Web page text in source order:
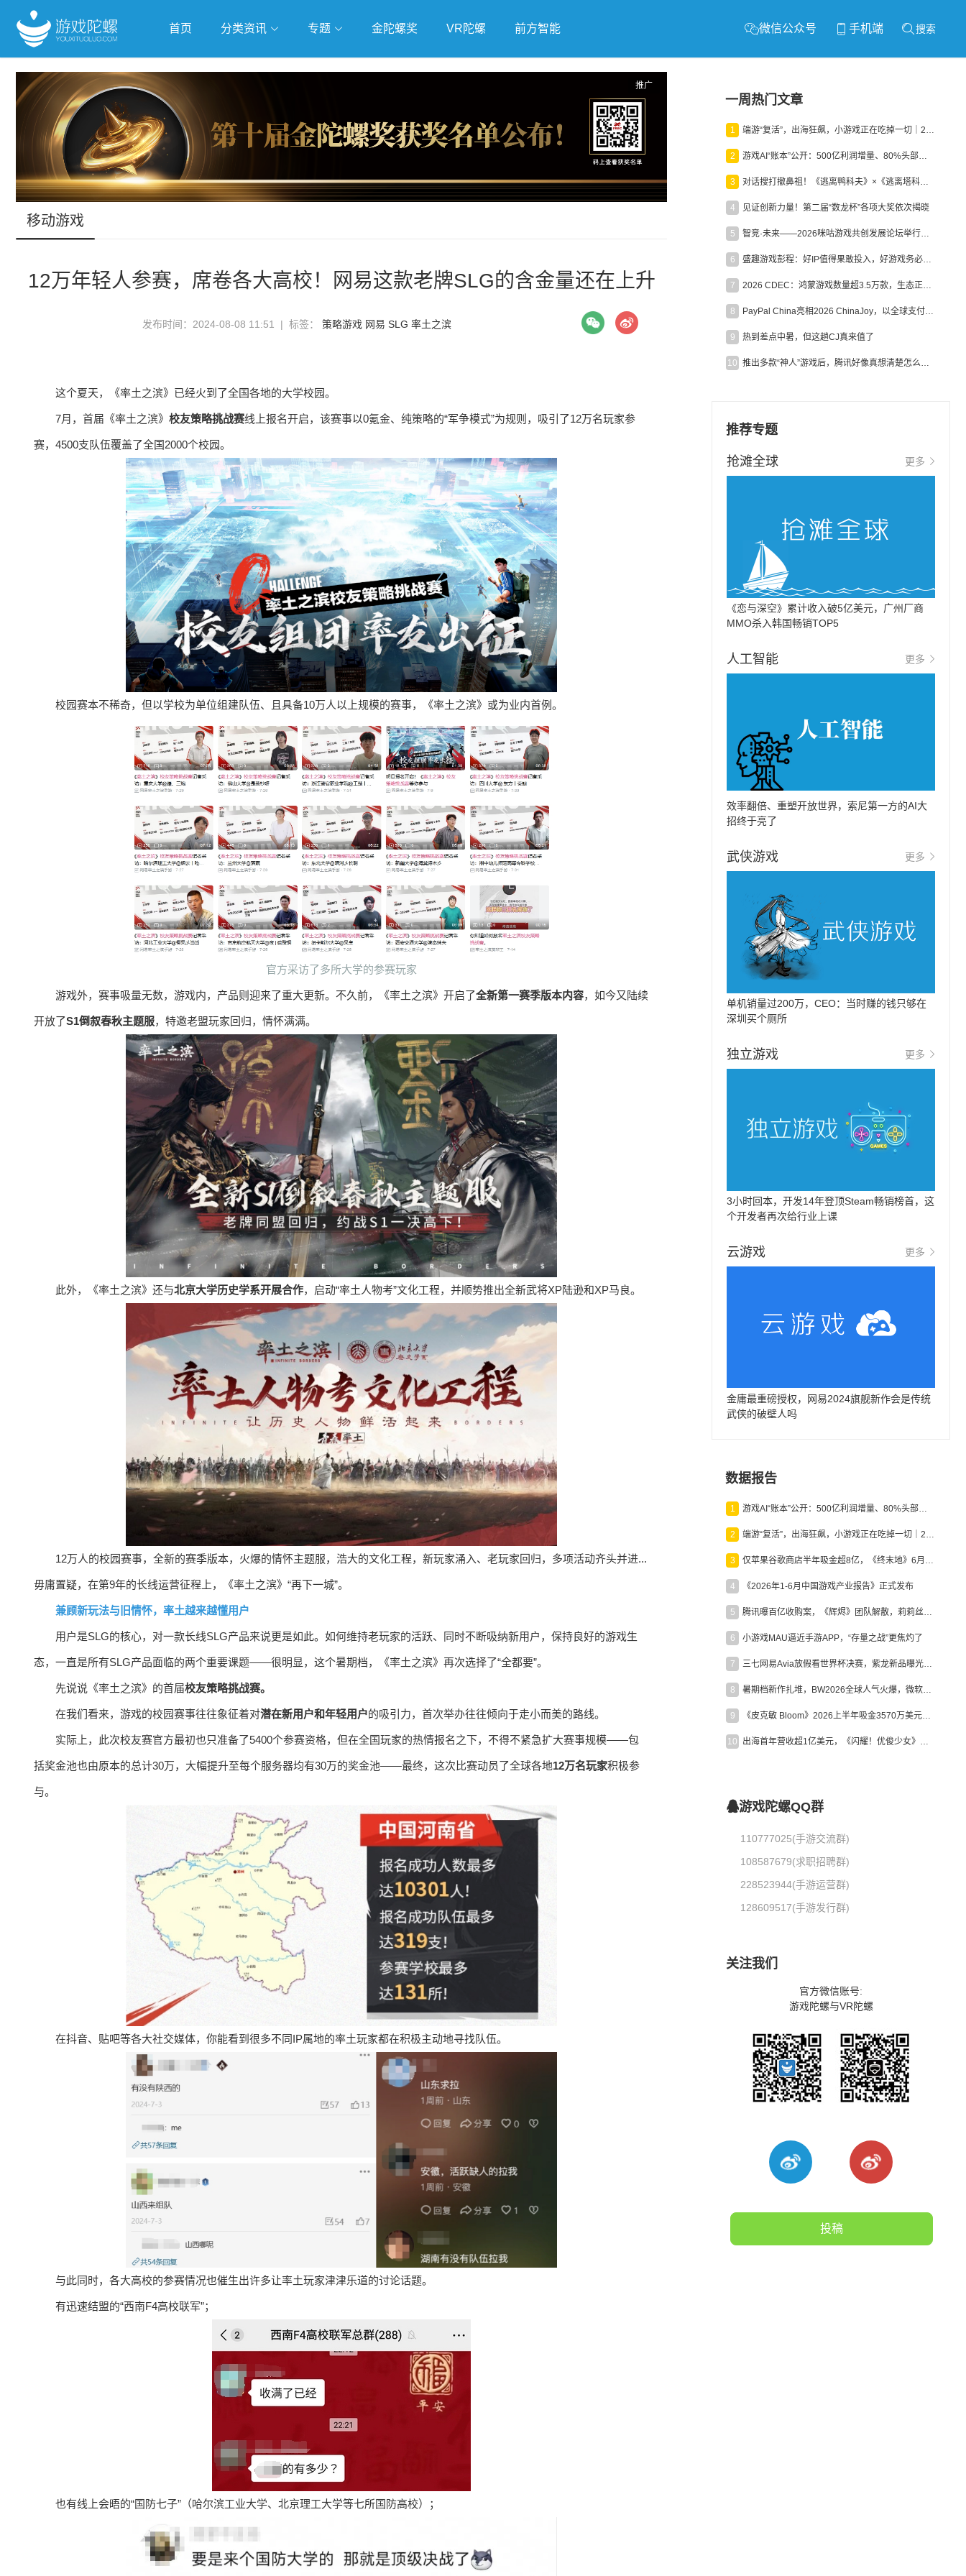
首页 分类资讯 专题
抢滩全球 人工智能 武侠游戏 独立游戏 云游戏
跨界Talk
金陀螺奖 VR陀螺 前方智能 微信公众号 手机端 搜索
推广
移动游戏
12万年轻人参赛，席卷各大高校！网易这款老牌SLG的含金量还在上升
发布时间：2024-08-08 11:51 | 标签： 策略游戏 网易 SLG 率土之滨
这个夏天，《率土之滨》已经火到了全国各地的大学校园。
7月，首届《率土之滨》 校友策略挑战赛线上报名开启，该赛事以0氪金、纯策略的“军争模式”为规则，吸引了12万名玩家参
赛，4500支队伍覆盖了全国2000个校园。
校园赛本不稀奇，但以学校为单位组建队伍、且具备10万人以上规模的赛事，《率土之滨》或为业内首例。
官方采访了多所大学的参赛玩家
游戏外，赛事吸量无数，游戏内，产品则迎来了重大更新。不久前，《率土之滨》开启了全新第一赛季版本内容，如今又陆续
开放了S1倒叙春秋主题服，特邀老盟玩家回归，情怀满满。
此外，《率土之滨》还与北京大学历史学系开展合作，启动“率土人物考”文化工程，并顺势推出全新武将XP陆逊和XP马良。
12万人的校园赛事，全新的赛季版本，火爆的情怀主题服，浩大的文化工程，新玩家涌入、老玩家回归，多项活动齐头并进...
毋庸置疑，在第9年的长线运营征程上，《率土之滨》“再下一城”。
兼顾新玩法与旧情怀，率土越来越懂用户
用户是SLG的核心，对一款长线SLG产品来说更是如此。如何维持老玩家的活跃、同时不断吸纳新用户，保持良好的游戏生
态，一直是所有SLG产品面临的两个重要课题——很明显，这个暑期档，《率土之滨》再次选择了“全都要”。
先说说《率土之滨》的首届校友策略挑战赛。
在我们看来，游戏的校园赛事往往象征着对潜在新用户和年轻用户的吸引力，首次举办往往倾向于走小而美的路线。
实际上，此次校友赛官方最初也只准备了5400个参赛资格，但在全国玩家的热情报名之下，不得不紧急扩大赛事规模——包
括奖金池也由原本的总计30万，大幅提升至每个服务器均有30万的奖金池——最终，这次比赛动员了全球各地12万名玩家积极参
与。
在抖音、贴吧等各大社交媒体，你能看到很多不同IP属地的率土玩家都在积极主动地寻找队伍。
与此同时，各大高校的参赛情况也催生出许多让率土玩家津津乐道的讨论话题。
有迅速结盟的“西南F4高校联军”；
也有线上会晤的“国防七子”（‌哈尔滨工业大学、‌北京理工大学等七所国防高校）；
一周热门文章
1 端游“复活”，出海狂飙，小游戏正在吃掉一切｜2026上半年产业报告
2 游戏AI“账本”公开：500亿利润增量、80%头部入局，谁在闷声发财？
3 对话搜打撤鼻祖！《逃离鸭科夫》×《逃离塔科夫》官方线下沙龙落幕
4 见证创新力量！第二届“数龙杯”各项大奖依次揭晓
5 智竞·未来——2026咪咕游戏共创发展论坛举行：聚力精品内容、AI创作与电竞生态，共建高品质益智健康游戏社区
6 盛趣游戏彭程：好IP值得果敢投入，好游戏务必长效经营
7 2026 CDEC：鸿蒙游戏数量超3.5万款，生态正循环加速产业高质量发展
8 PayPal China亮相2026 ChinaJoy，以全球支付能力助力中国游戏企业深化全球运营
9 热到差点中暑，但这趟CJ真来值了
10 推出多款“神人”游戏后，腾讯好像真想清楚怎么做二次元了
推荐专题
抢滩全球 更多
《恋与深空》累计收入破5亿美元，广州厂商
MMO杀入韩国畅销TOP5
人工智能 更多
效率翻倍、重塑开放世界，索尼第一方的AI大
招终于亮了
武侠游戏 更多
单机销量过200万，CEO：当时赚的钱只够在
深圳买个厕所
独立游戏 更多
3小时回本，开发14年登顶Steam畅销榜首，这
个开发者再次给行业上课
云游戏 更多
金庸最重磅授权，网易2024旗舰新作会是传统
武侠的破壁人吗
数据报告
1 游戏AI“账本”公开：500亿利润增量、80%头部入局，谁在闷声发财？
2 端游“复活”，出海狂飙，小游戏正在吃掉一切｜2026上半年产业报告
3 仅苹果谷歌商店半年吸金超8亿，《终末地》6月份收入显著回暖
4 《2026年1-6月中国游戏产业报告》正式发布
5 腾讯曝百亿收购案，《辉烬》团队解散，莉莉丝新作曝光｜陀螺周报
6 小游戏MAU逼近手游APP，“存量之战”更焦灼了
7 三七网易Avia放假看世界杯决赛，紫龙新品曝光，米哈游新作上线 | 陀螺周报
8 暑期档新作扎堆，BW2026全球人气火爆，微软XBOX大裁员|陀螺周报
9 《皮克敏 Bloom》2026上半年吸金3570万美元，中国台湾成最大市场
10 出海首年营收超1亿美元，《闪耀！优俊少女》美国市场占比达七成
游戏陀螺QQ群
110777025(手游交流群)
108587679(求职招聘群)
228523944(手游运营群)
128609517(手游发行群)
关注我们
官方微信账号:
游戏陀螺与VR陀螺
投稿